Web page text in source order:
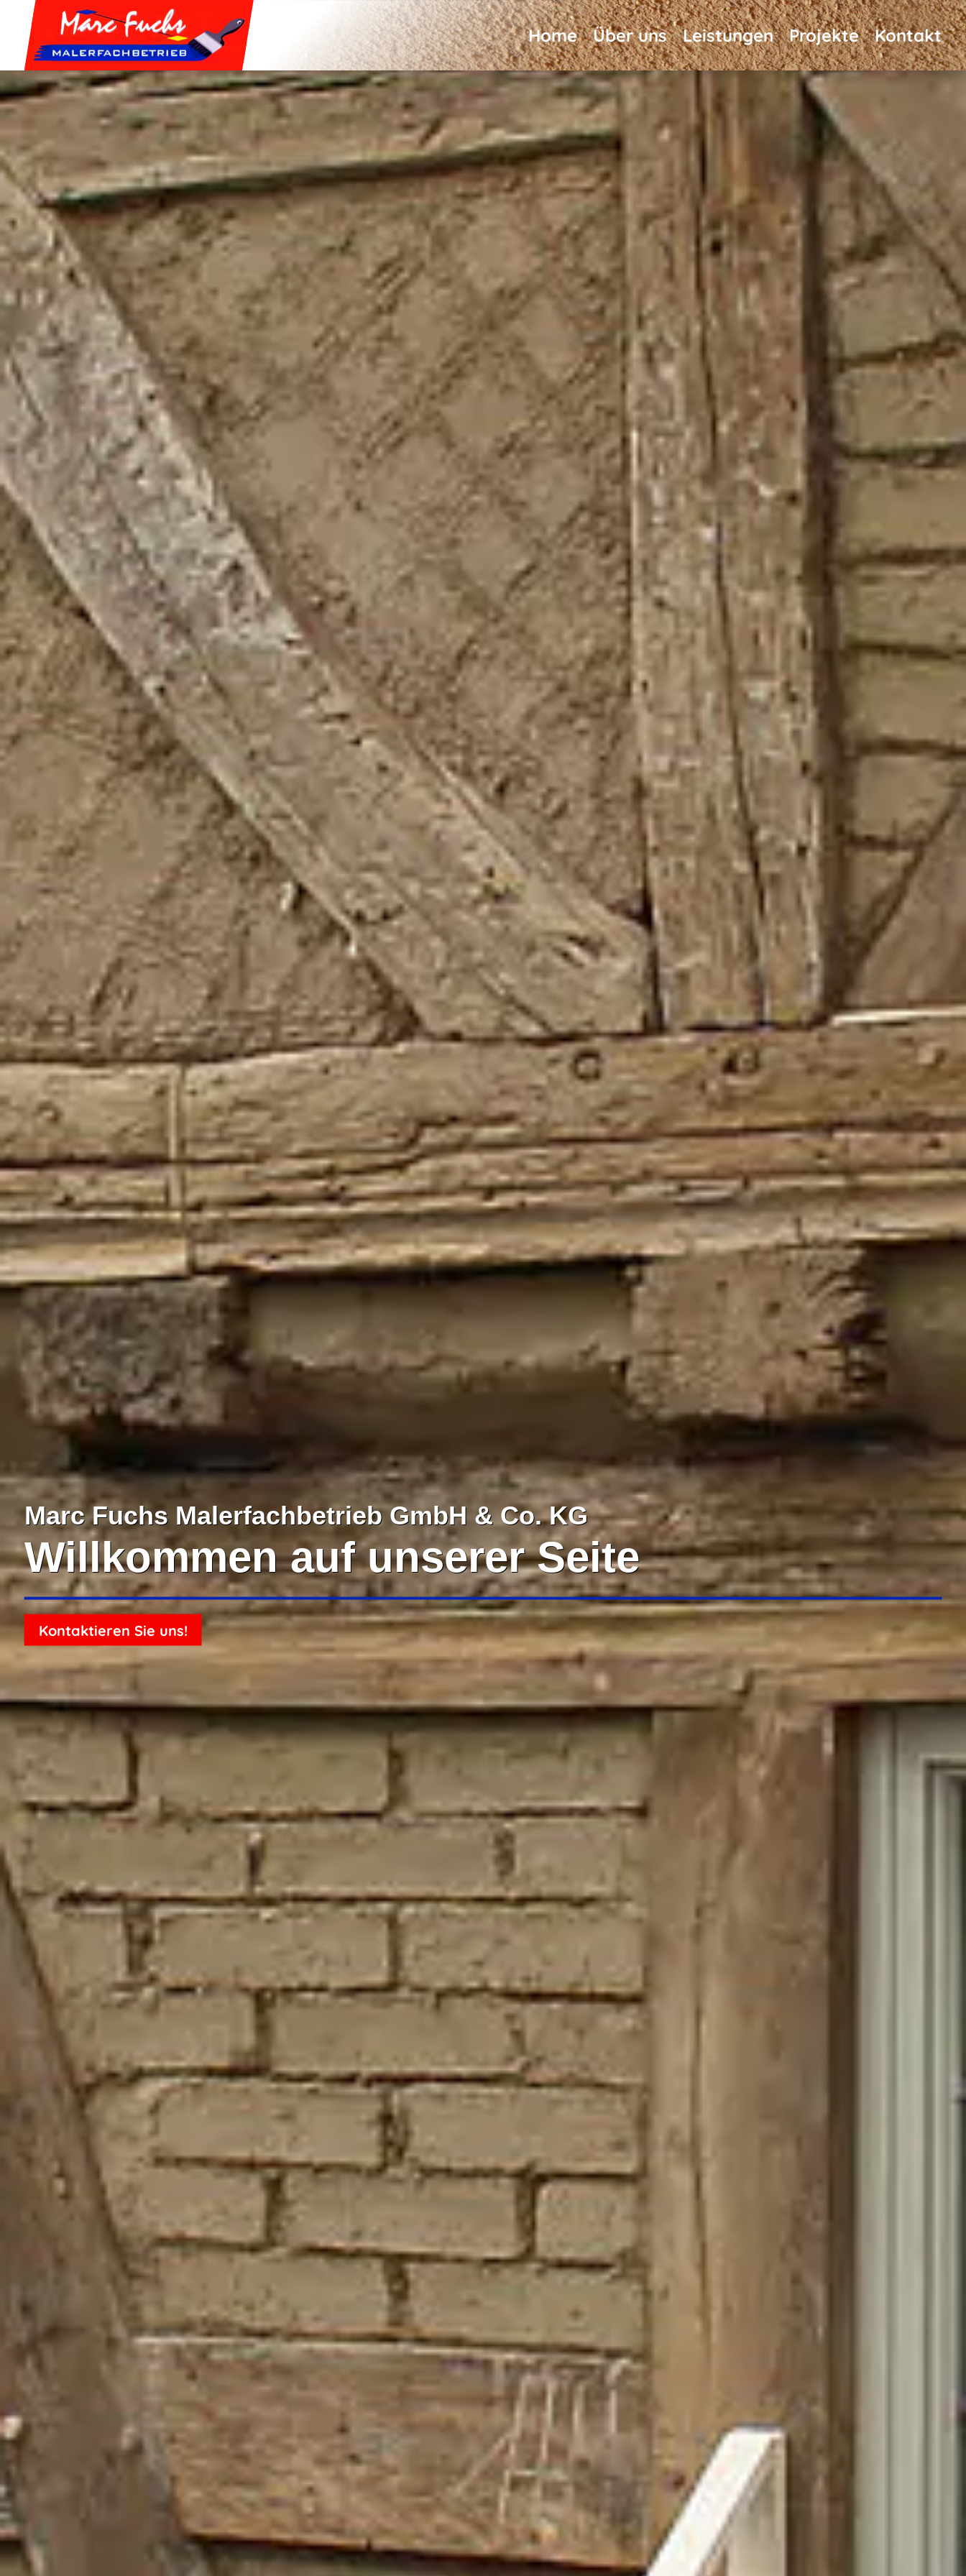
Home Über uns Leistungen Projekte Kontakt
Marc Fuchs Malerfachbetrieb GmbH & Co. KG
Willkommen auf unserer Seite
Kontaktieren Sie uns!